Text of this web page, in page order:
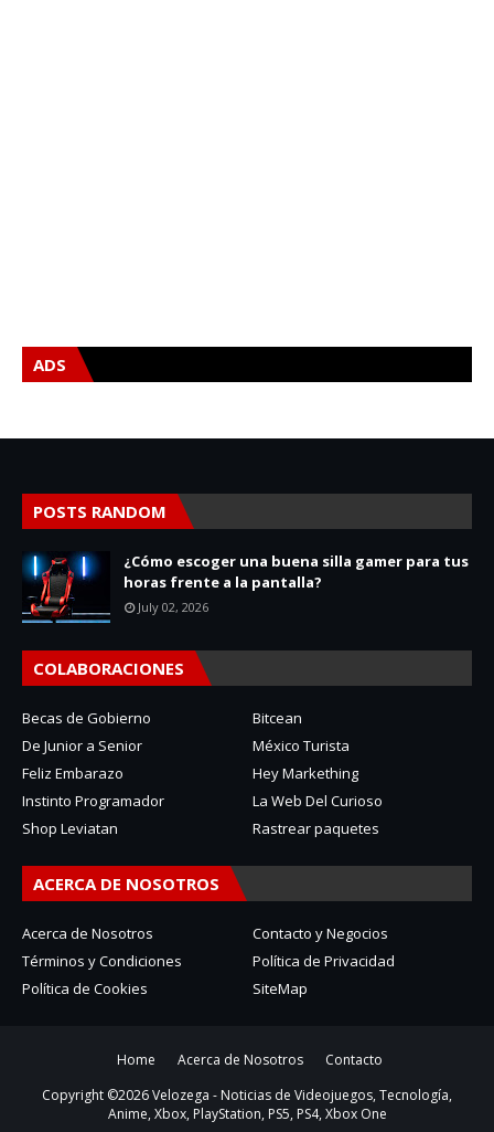
ADS
POSTS RANDOM
¿Cómo escoger una buena silla gamer para tus
horas frente a la pantalla?
July 02, 2026
COLABORACIONES
Becas de Gobierno
Bitcean
De Junior a Senior
México Turista
Feliz Embarazo
Hey Markething
Instinto Programador
La Web Del Curioso
Shop Leviatan
Rastrear paquetes
ACERCA DE NOSOTROS
Acerca de Nosotros
Contacto y Negocios
Términos y Condiciones
Política de Privacidad
Política de Cookies
SiteMap
Home Acerca de Nosotros
Contacto
Copyright ©2026Velozega - Noticias de Videojuegos, Tecnología,
Anime, Xbox, PlayStation, PS5, PS4, Xbox One